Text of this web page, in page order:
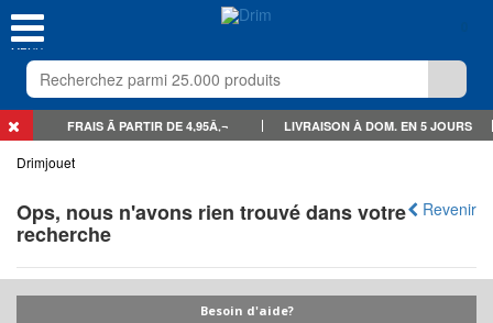
MENU
FRAIS Ã PARTIR DE 4,95Â‚¬ LIVRAISON À DOM. EN 5 JOURS
Drimjouet
Revenir
Ops, nous n'avons rien trouvé dans votre
recherche
Besoin d'aide?